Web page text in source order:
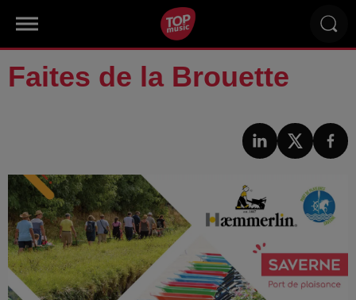
Faites de la Brouette